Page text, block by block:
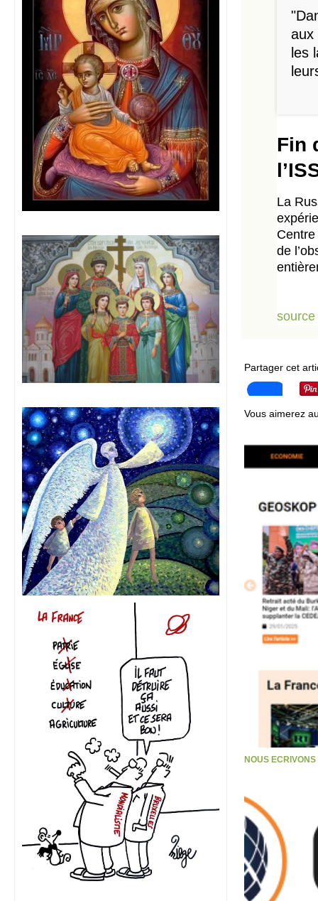
aux
les
Fin
La
de
source
Partager cet
Vous aimerez
NOUS